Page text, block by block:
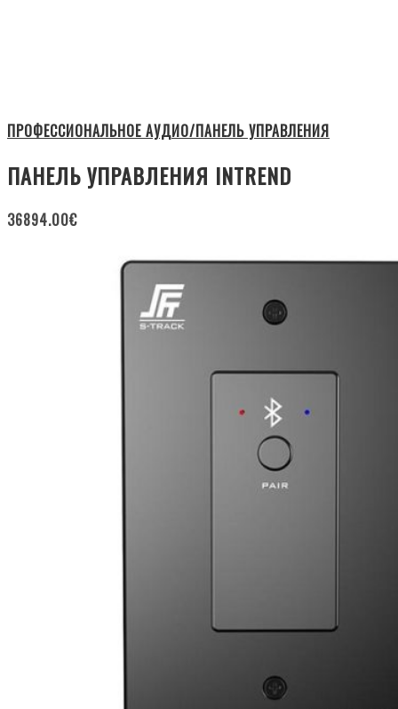
ПРОФЕССИОНАЛЬНОЕ АУДИО/ПАНЕЛЬ УПРАВЛЕНИЯ
ПАНЕЛЬ УПРАВЛЕНИЯ INTREND
36894.00€